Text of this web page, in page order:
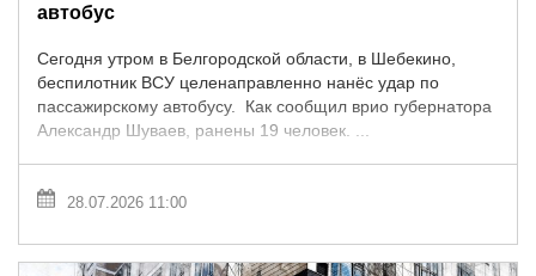
автобус
Сегодня утром в Белгородской области, в Шебекино,
беспилотник ВСУ целенаправленно нанёс удар по
пассажирскому автобусу. Как сообщил врио губернатора
Александр Шуваев, ранены 19 человек. ...
28.07.2026 11:00